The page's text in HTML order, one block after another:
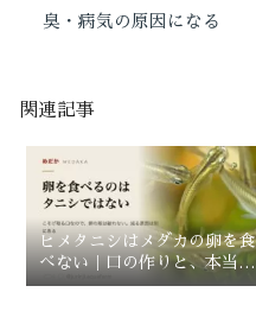
臭・病気の原因になる
関連記事
ヒメタニシはメダカの卵を食
べない｜口の作りと、本当に
減る原因